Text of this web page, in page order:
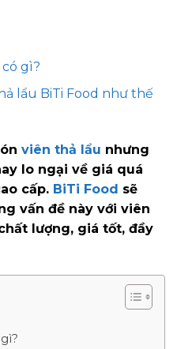
gì?
lẩu BiTi Food như thế
viên thả lẩu nhưng
lo ngại về giá quá
cấp. BiTi Food sẽ
vấn đề này với viên
lượng, giá tốt, đầy